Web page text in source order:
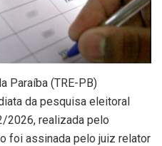
Paraíba (TRE-PB)
da pesquisa eleitoral
2026, realizada pelo
foi assinada pelo juiz relator